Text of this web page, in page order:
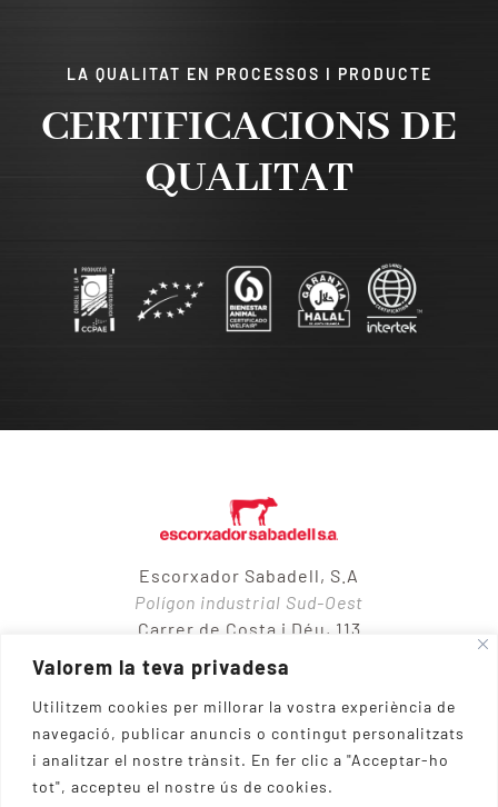
Valorem la teva privadesa
Utilitzem cookies per millorar la vostra experiència de
navegació, publicar anuncis o contingut personalitzats
i analitzar el nostre trànsit. En fer clic a "Acceptar-ho
tot", accepteu el nostre ús de cookies.
LA QUALITAT EN PROCESSOS I PRODUCTE
CERTIFICACIONS DE
QUALITAT
Escorxador Sabadell, S.A
Polígon industrial Sud-Oest
Carrer de Costa i Déu, 113
08205 – Sabadell
937 10 65 50